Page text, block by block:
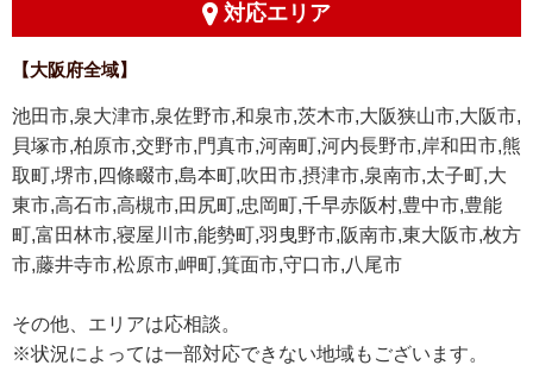
対応エリア
【大阪府全域】
池田市,泉大津市,泉佐野市,和泉市,茨木市,大阪狭山市,大阪市,
貝塚市,柏原市,交野市,門真市,河南町,河内長野市,岸和田市,熊
取町,堺市,四條畷市,島本町,吹田市,摂津市,泉南市,太子町,大
東市,高石市,高槻市,田尻町,忠岡町,千早赤阪村,豊中市,豊能
町,富田林市,寝屋川市,能勢町,羽曳野市,阪南市,東大阪市,枚方
市,藤井寺市,松原市,岬町,箕面市,守口市,八尾市
その他、エリアは応相談。
※状況によっては一部対応できない地域もございます。